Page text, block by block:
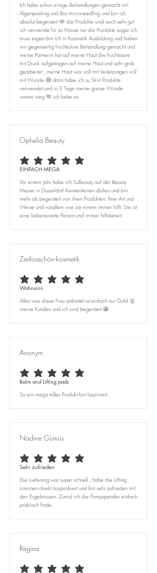
Ich habe schon einige Behandlungen gemacht mit
Algenpeeling und Bio microneedling und bin ich
absolut begeistert 🫶 die Produkte sind auch sehr gut
ich verwende für zu Hause nur die Produkte sogar ich
muss sagen bin ich in Kosmetik Ausbildung und haben
wir gegenseitig fruchtsäure Behandlung gemacht und
meine Partnerin hat auf meine Haut die fruchtsäure
mit Druck aufgetragen auf meine Haut und sehr grob
gearbeitet , meine Haut war voll mit Verletzungen voll
mit Wunde 😢 dann habe ich su Skin Produkte
verwendet und in 3 Tage meine ganze Wunde
waren weg 🫶 ich liebe es
Ophelia Beauty
durchschnittliches Rating ist 5 von 5
EINFACH MEGA
Vor einem Jahr habe ich SuBeauty auf der Beauty
Messe in Düsseldorf Kennenlernen dürfen und bin
mehr als begeistert von ihren Produkten. Ihrer Art und
Weise und vorallem wie sie einem immer hilft. Sie ist
eine liebenswerte Person und immer hilfsbereit
Zeitlosschön-kosmetik
durchschnittliches Rating ist 5 von 5
Wahnsinn
Alles was diese Frau anbietet ist einfach nur Gold 🥇
meine Kunden und ich sind begeistert 🤩
Anonym
durchschnittliches Rating ist 5 von 5
Balm and Lifting pads
So ein mega tolles Produkt bin fasziniert.
Nadine Gümüs
durchschnittliches Rating ist 5 von 5
Sehr zufrieden
Die Lieferung war super schnell , habe die Lifting
Lotionen direkt ausprobiert und bin sehr zufrieden mit
den Ergebnissen. Zumal ich die Pumpspender einfach
praktisch finde.
Regina